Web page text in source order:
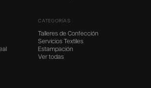
CATEGORÍAS
Talleres de Confección
Servicios Textiles
Estampación
Ver todas